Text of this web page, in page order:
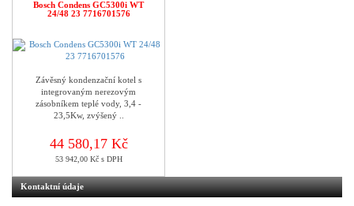
Bosch Condens GC5300i WT
24/48 23 7716701576
Závěsný kondenzační kotel s
integrovaným nerezovým
zásobníkem teplé vody, 3,4 -
23,5Kw, zvýšený ..
44 580,17 Kč
53 942,00 Kč s DPH
Kontaktní údaje